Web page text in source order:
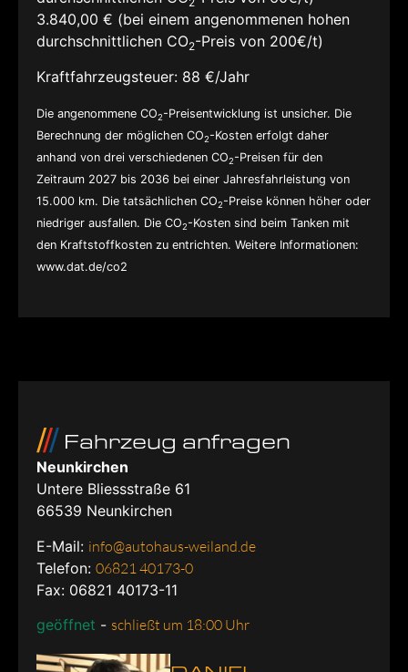
3.840,00 € (bei einem angenommenen hohen
durchschnittlichen CO2-Preis von 200€/t)
Kraftfahrzeugsteuer: 88 €/Jahr
Die angenommene CO2-Preisentwicklung ist unsicher. Die
Berechnung der möglichen CO2-Kosten erfolgt daher
anhand von drei verschiedenen CO2-Preisen für den
Zeitraum 2027 bis 2036 bei einer Jahresfahrleistung von
15.000 km. Die tatsächlichen CO2-Preise können höher oder
niedriger ausfallen. Die CO2-Kosten sind beim Tanken mit
den Kraftstoffkosten zu entrichten. Weitere Informationen:
www.dat.de/co2
Fahrzeug anfragen
Neunkirchen
Untere Bliessstraße 61
66539 Neunkirchen
E-Mail: info@autohaus-weiland.de
Telefon: 06821 40173-0
Fax: 06821 40173-11
geöffnet - schließt um 18:00 Uhr